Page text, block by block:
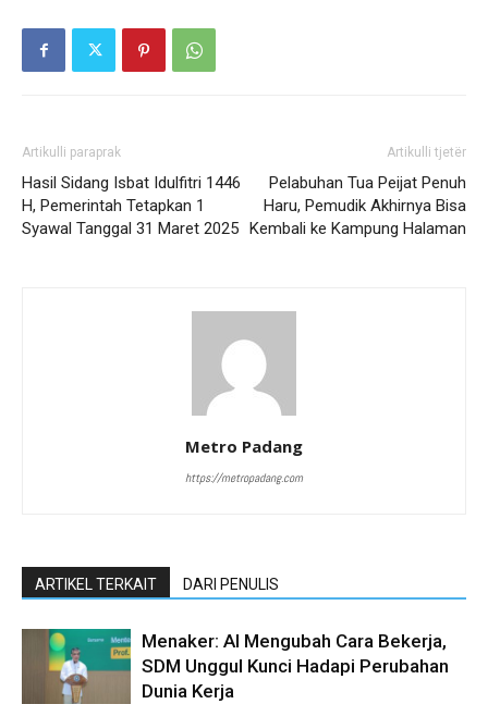
Artikulli paraprak
Hasil Sidang Isbat Idulfitri 1446
H, Pemerintah Tetapkan 1
Syawal Tanggal 31 Maret 2025
Artikulli tjetër
Pelabuhan Tua Peijat Penuh
Haru, Pemudik Akhirnya Bisa
Kembali ke Kampung Halaman
Metro Padang
https://metropadang.com
ARTIKEL TERKAIT DARI PENULIS
Menaker: AI Mengubah Cara Bekerja,
SDM Unggul Kunci Hadapi Perubahan
Dunia Kerja